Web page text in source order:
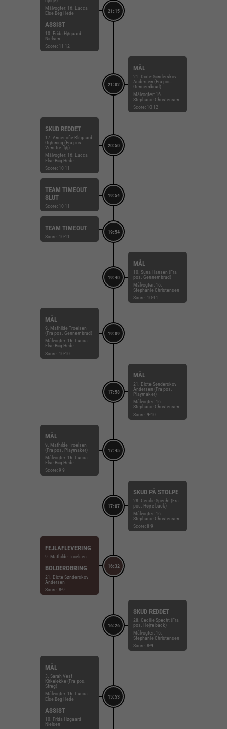
21:15
Målvogter: 16. Lucca
Else Bøg Hede
ASSIST
10. Frida Høgaard
Nielsen
Score: 11-12
21:02
MÅL
21. Dicte Sønderskov
Andersen (Fra pos.
Gennembrud)
Målvogter: 16.
Stephanie Christensen
Score: 10-12
20:50
SKUD REDDET
17. Annesofie Klitgaard
Grønning (Fra pos.
Venstre fløj)
Målvogter: 16. Lucca
Else Bøg Hede
Score: 10-11
19:54
TEAM TIMEOUT
SLUT
Score: 10-11
19:54
TEAM TIMEOUT
Score: 10-11
19:40
MÅL
10. Suna Hansen (Fra
pos. Gennembrud)
Målvogter: 16.
Stephanie Christensen
Score: 10-11
19:09
MÅL
9. Mathilde Troelsen
(Fra pos. Gennembrud)
Målvogter: 16. Lucca
Else Bøg Hede
Score: 10-10
17:58
MÅL
21. Dicte Sønderskov
Andersen (Fra pos.
Playmaker)
Målvogter: 16.
Stephanie Christensen
Score: 9-10
17:45
MÅL
9. Mathilde Troelsen
(Fra pos. Playmaker)
Målvogter: 16. Lucca
Else Bøg Hede
Score: 9-9
17:07
SKUD PÅ STOLPE
28. Cecilie Specht (Fra
pos. Højre back)
Målvogter: 16.
Stephanie Christensen
Score: 8-9
16:32
FEJLAFLEVERING
9. Mathilde Troelsen
BOLDEROBRING
21. Dicte Sønderskov
Andersen
Score: 8-9
16:26
SKUD REDDET
28. Cecilie Specht (Fra
pos. Højre back)
Målvogter: 16.
Stephanie Christensen
Score: 8-9
15:53
MÅL
3. Sarah Vest
Kirkeløkke (Fra pos.
Streg)
Målvogter: 16. Lucca
Else Bøg Hede
ASSIST
10. Frida Høgaard
Nielsen